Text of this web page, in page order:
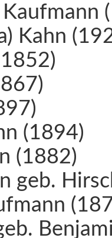
Kaufmann
Kahn
(1894)
(1882)
geb.